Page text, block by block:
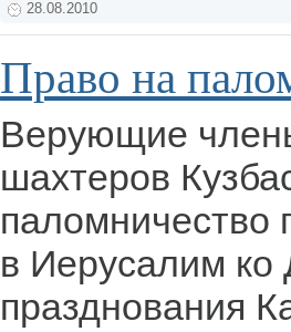
28.08.2010
Право на
Верующие
шахтеров
паломничество
в Иерусалим
празднования